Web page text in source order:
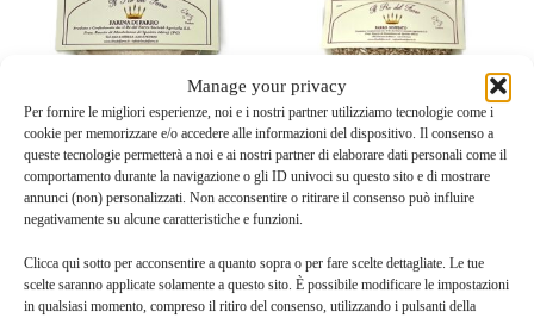
Manage your privacy
Per fornire le migliori esperienze, noi e i nostri partner utilizziamo tecnologie come i
cookie per memorizzare e/o accedere alle informazioni del dispositivo. Il consenso a
queste tecnologie permetterà a noi e ai nostri partner di elaborare dati personali come il
comportamento durante la navigazione o gli ID univoci su questo sito e di mostrare
annunci (non) personalizzati. Non acconsentire o ritirare il consenso può influire
negativamente su alcune caratteristiche e funzioni.
Clicca qui sotto per acconsentire a quanto sopra o per fare scelte dettagliate. Le tue
scelte saranno applicate solamente a questo sito. È possibile modificare le impostazioni
in qualsiasi momento, compreso il ritiro del consenso, utilizzando i pulsanti della
Farina di Farro
€3.00
Farro Soffiato
€3.00